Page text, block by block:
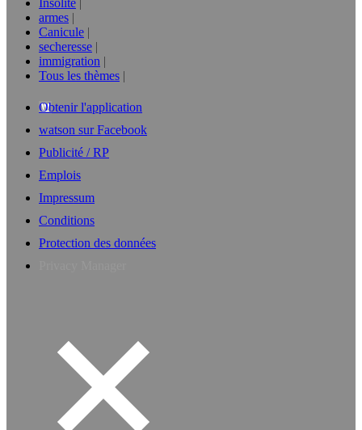
Insolite
armes
Canicule
secheresse
immigration
Tous les thèmes
Obtenir l'application
watson sur Facebook
Publicité / RP
Emplois
Impressum
Conditions
Protection des données